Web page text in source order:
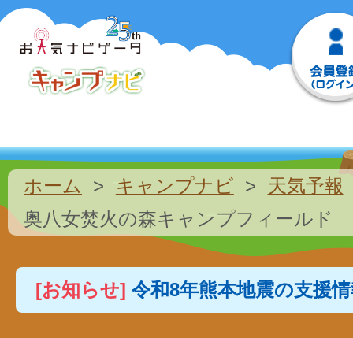
ホーム キャンプナビ
天気予報
奥八女焚火の森キャンプフィールド
[お知らせ] 令和8年熊本地震の支援